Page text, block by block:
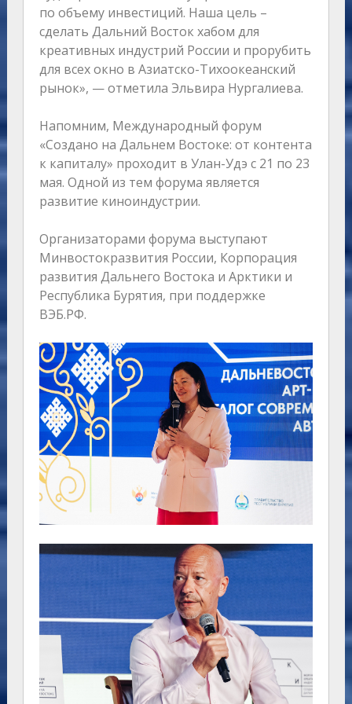
по объему инвестиций. Наша цель –
сделать Дальний Восток хабом для
креативных индустрий России и прорубить
для всех окно в Азиатско-Тихоокеанский
рынок», — отметила Эльвира Нургалиева.
Напомним, Международный форум
«Создано на Дальнем Востоке: от контента
к капиталу» проходит в Улан-Удэ с 21 по 23
мая. Одной из тем форума является
развитие киноиндустрии.
Организаторами форума выступают
Минвостокразвития России, Корпорация
развития Дальнего Востока и Арктики и
Республика Бурятия, при поддержке
ВЭБ.РФ.